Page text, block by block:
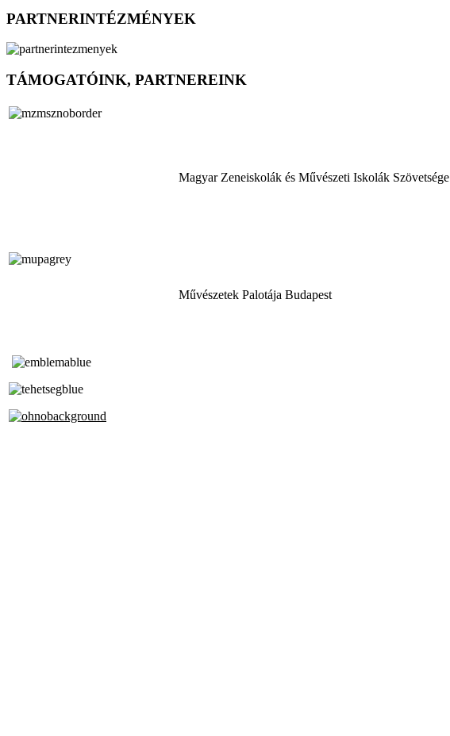
PARTNERINTÉZMÉNYEK
TÁMOGATÓINK, PARTNEREINK
Magyar Zeneiskolák és Művészeti Iskolák Szövetsége
Művészetek Palotája Budapest